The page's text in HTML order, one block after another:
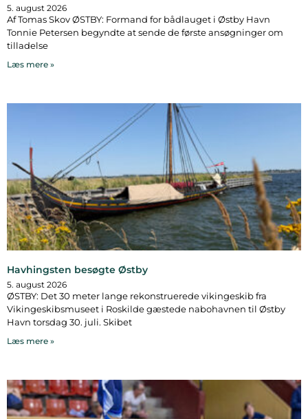
5. august 2026
Af Tomas Skov ØSTBY: Formand for bådlauget i Østby Havn
Tonnie Petersen begyndte at sende de første ansøgninger om
tilladelse
Læs mere »
Havhingsten besøgte Østby
5. august 2026
ØSTBY: Det 30 meter lange rekonstruerede vikingeskib fra
Vikingeskibsmuseet i Roskilde gæstede nabohavnen til Østby
Havn torsdag 30. juli. Skibet
Læs mere »